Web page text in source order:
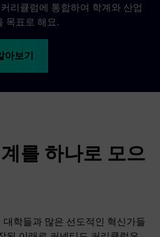
리큘럼에 통합하여 학계와 산업
목표로 해요.
아보기
를 하나로 모으
학들과 많은 선도적인 혁신가들